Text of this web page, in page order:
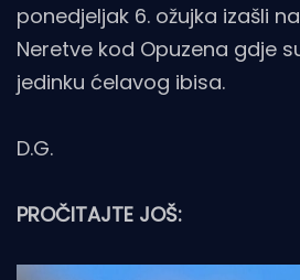
ponedjeljak 6. ožujka izašli
Neretve kod Opuzena gdje
jedinku ćelavog ibisa.
D.G.
PROČITAJTE JOŠ: